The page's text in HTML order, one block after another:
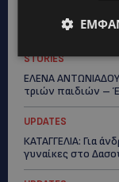
ΓΕΝΕΘΛΙΟΣ ΗΜΕΡΑ:
άνθρωποι και οι
STORIES
ΕΛΕΝΑ
τριών παιδιών –
UPDATES
ΚΑΤΑΓΓΕΛΙΑ: Για
γυναίκες στο